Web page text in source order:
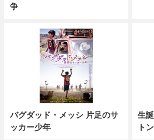
争
バグダッド・メッシ 片足のサ
ッカー少年
生
ト